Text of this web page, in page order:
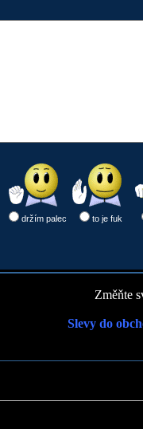
držím palec
to je fuk
Změňte
Slevy do